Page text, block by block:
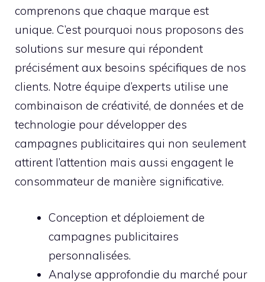
comprenons que chaque marque est
unique. C’est pourquoi nous proposons des
solutions sur mesure qui répondent
précisément aux besoins spécifiques de nos
clients. Notre équipe d’experts utilise une
combinaison de créativité, de données et de
technologie pour développer des
campagnes publicitaires qui non seulement
attirent l’attention mais aussi engagent le
consommateur de manière significative.
Conception et déploiement de
campagnes publicitaires
personnalisées.
Analyse approfondie du marché pour